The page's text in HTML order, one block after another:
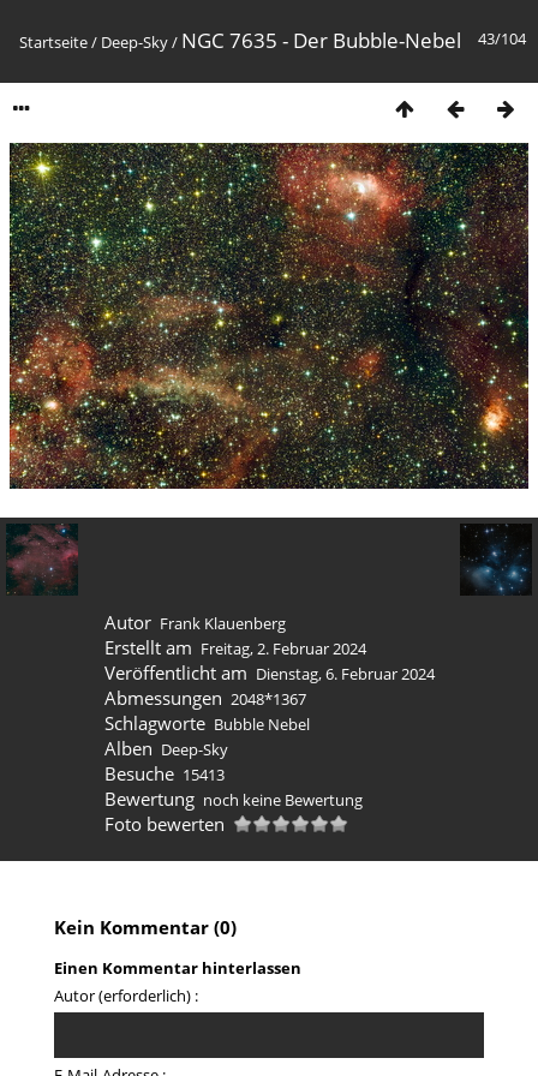
43/104
Startseite/ Deep-Sky/ NGC 7635 - Der Bubble-Nebel
Autor Frank Klauenberg
Erstellt am Freitag, 2. Februar 2024
Veröffentlicht am Dienstag, 6. Februar 2024
Abmessungen 2048*1367
Schlagworte Bubble Nebel
Alben Deep-Sky
Besuche 15413
Bewertung noch keine Bewertung
Foto bewerten
Kein Kommentar (0)
Einen Kommentar hinterlassen
Autor (erforderlich) :